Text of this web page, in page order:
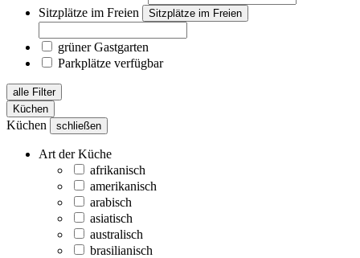
Sitzplätze im Freien
Sitzplätze im Freien
grüner Gastgarten
Parkplätze verfügbar
alle Filter
Küchen
Küchen schließen
Art der Küche
afrikanisch
amerikanisch
arabisch
asiatisch
australisch
brasilianisch